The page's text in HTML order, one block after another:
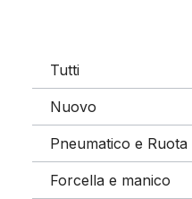
Tutti
Nuovo
Pneumatico e Ruota
Forcella e manico